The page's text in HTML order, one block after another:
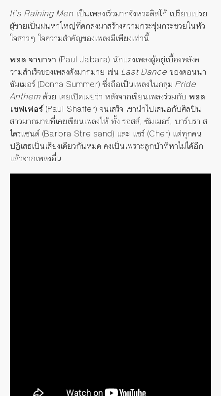
It’s Raining Men เป็นเพลงเร็วมากจังหวะดิสโก้ เปรียบเปรย
ผู้ชายเป็นฝนห่าใหญ่ที่ตกลงมาสร้างความกระชุ่มกระชวยในหัว
ใจสาวๆ ใจความสำคัญของเพลงมีเพียงเท่านี้
พอล จาบารา (Paul Jabara) นักแต่งเพลงผู้อยู่เบื้องหลังค
วามสำเร็จของเพลงดังมากมาย เช่น Last Dance ของดอนนา
ซัมเมอร์ (Donna Summer) ซึ่งถือเป็นเพลงในกลุ่ม Pride
Anthem ด้วย เคยเปิดเผยว่า หลังจากเขียนเพลงร่วมกับ พอล
เชฟเฟอร์(Paul Shaffer) จนเสร็จ เขานำไปเสนอกับศิลปิน
สาวมากมายที่เคยเขียนเพลงให้ ทั้ง รอสส์, ซัมเมอร์, บาร์บรา ส
ไตรแซนด์ (Barbra Streisand) และ แชร์ (Cher) แต่ทุกคน
ปฏิเสธเป็นเสียงเดียวกันหมด คงเป็นเพราะลูกบ้าที่หาไม่ได้อีก
แล้วจากเพลงอื่น